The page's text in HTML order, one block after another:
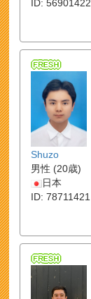
ID: 56901422
Shuzo
男性 (20歳)
日本
ID: 78711421